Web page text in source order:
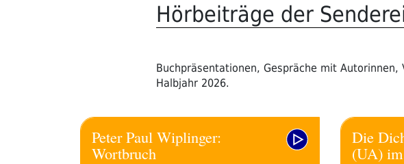
Hörbeiträge der
Buchpräsentationen, Gespräche mit
Halbjahr 2026.
Peter Paul Wiplinger:
Wortbruch
Die
(UA)